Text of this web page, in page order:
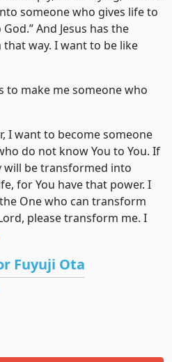
someone who gives life to
And Jesus has the
way. I want to be like
to make me someone who
I want to become someone
do not know You to You. If
will be transformed into
for You have that power. I
One who can transform
please transform me. I
Fuyuji Ota